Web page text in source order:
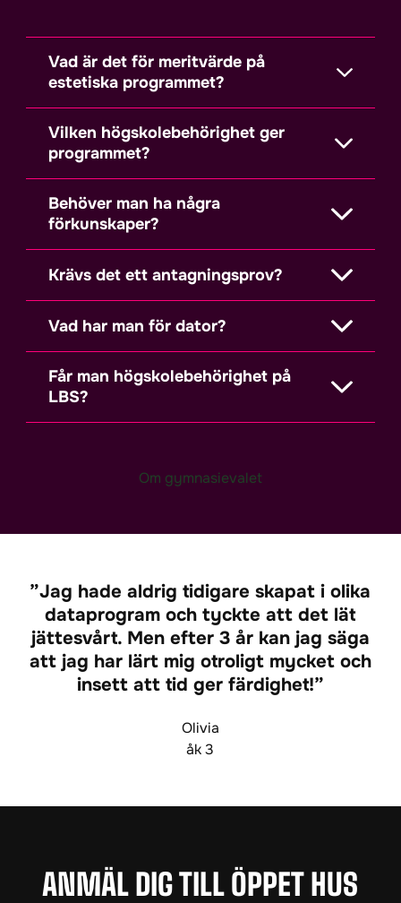
Vad är det för meritvärde på
estetiska programmet?
Vilken högskolebehörighet ger
programmet?
Behöver man ha några
förkunskaper?
Krävs det ett antagningsprov?
Vad har man för dator?
Får man högskolebehörighet på
LBS?
Om gymnasievalet
Jag hade aldrig tidigare skapat i olika
dataprogram och tyckte att det lät
jättesvårt. Men efter 3 år kan jag säga
att jag har lärt mig otroligt mycket och
insett att tid ger färdighet!
Olivia
åk 3
ANMÄL DIG TILL ÖPPET HUS